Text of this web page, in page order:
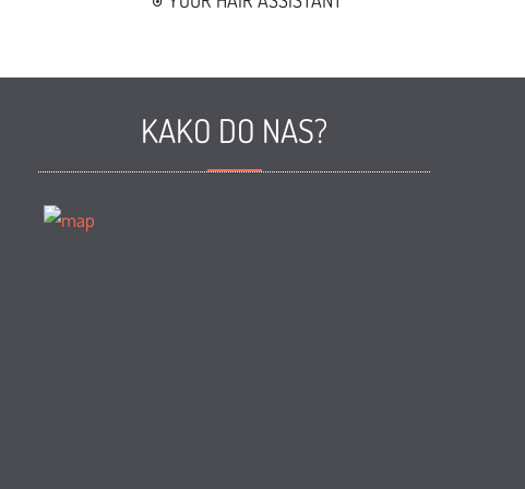
KAKO DO NAS?